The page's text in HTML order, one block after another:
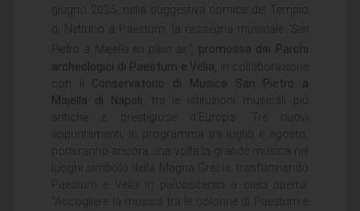
giugno 2025, nella suggestiva cornice del Tempio
di Nettuno a Paestum, la rassegna musicale
“San
Pietro a Majella en plein air”
promossa dai Parchi
archeologici di Paestum e Velia , in collaborazione
Conservatorio di Musica San Pietro a
Majella di Napoli , tra le istituzioni musicali più
antiche e prestigiose d’Europa. Tre nuovi
appuntamenti, in programma tra luglio e agosto,
porteranno ancora una volta la grande musica nei
luoghi simbolo della Magna Grecia, trasformando
Paestum e Velia in palcoscenici a cielo aperto.
“Accogliere la musica tra le colonne di Paestum e